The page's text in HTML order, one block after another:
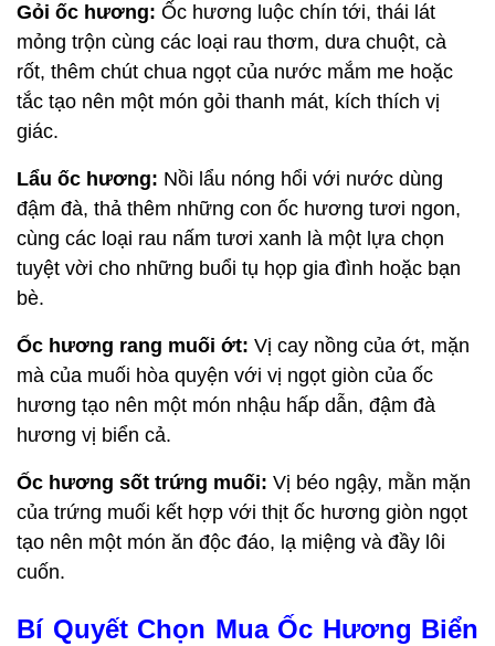
Gỏi ốc hương: Ốc hương luộc chín tới, thái lát
mỏng trộn cùng các loại rau thơm, dưa chuột, cà
rốt, thêm chút chua ngọt của nước mắm me hoặc
tắc tạo nên một món gỏi thanh mát, kích thích vị
giác.
Lẩu ốc hương: Nồi lẩu nóng hổi với nước dùng
đậm đà, thả thêm những con ốc hương tươi ngon,
cùng các loại rau nấm tươi xanh là một lựa chọn
tuyệt vời cho những buổi tụ họp gia đình hoặc bạn
bè.
Ốc hương rang muối ớt: Vị cay nồng của ớt, mặn
mà của muối hòa quyện với vị ngọt giòn của ốc
hương tạo nên một món nhậu hấp dẫn, đậm đà
hương vị biển cả.
Ốc hương sốt trứng muối: Vị béo ngậy, mằn mặn
của trứng muối kết hợp với thịt ốc hương giòn ngọt
tạo nên một món ăn độc đáo, lạ miệng và đầy lôi
cuốn.
Bí Quyết Chọn Mua Ốc Hương Biển